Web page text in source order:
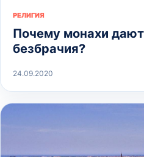
РЕЛИГИЯ
Почему монахи
безбрачия?
24.09.2020